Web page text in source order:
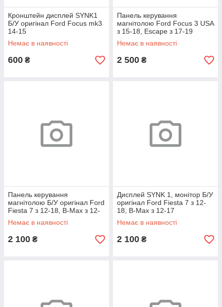
Кронштейн дисплей SYNK1
Б/У оригінал Ford Focus mk3
14-15
Немає в наявності
600 ₴
Панель керування
магнітолою Ford Focus 3 USA
з 15-18, Escape з 17-19
Немає в наявності
2 500 ₴
Панель керування
магнітолою Б/У оригінал Ford
Fiesta 7 з 12-18, B-Max з 12-
17
Немає в наявності
2 100 ₴
Дисплей SYNK 1, монітор Б/У
оригінал Ford Fiesta 7 з 12-
18, B-Max з 12-17
Немає в наявності
2 100 ₴